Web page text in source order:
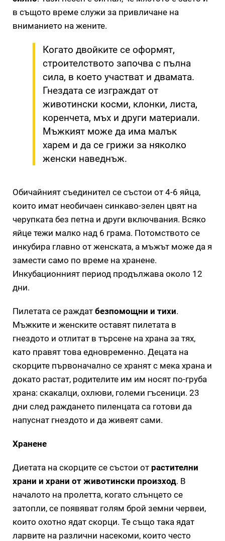
в същото време служи за привличане на
вниманието на жените.
Когато двойките се оформят,
строителството започва с пълна
сила, в което участват и двамата.
Гнездата се изграждат от
животински косми, клонки, листа,
коренчета, мъх и други материали.
Мъжкият може да има малък
харем и да се грижи за няколко
женски наведнъж.
Обичайният съединител се състои от 4-6 яйца,
които имат необичаен синкаво-зелен цвят на
черупката без петна и други включвания. Всяко
яйце тежи малко над 6 грама. Потомството се
инкубира главно от женската, а мъжът може да я
замести само по време на хранене.
Инкубационният период продължава около 12
дни.
Пилетата се раждат безпомощни и тихи.
Мъжките и женските оставят пилетата в
гнездото и отлитат в търсене на храна за тях,
като правят това едновременно. Децата на
скорците първоначално се хранят с мека храна и
докато растат, родителите им им носят по-груба
храна: скакалци, охлюви, големи гъсеници. 23
дни след раждането пиленцата са готови да
напуснат гнездото и да живеят сами.
Хранене
Диетата на скорците се състои от растителни
храни и храни от животински произход. В
началото на пролетта, когато слънцето се
затопли, се появяват голям брой земни червеи,
които охотно ядат скорци. Те също така ядат
ларвите на различни насекоми, които често